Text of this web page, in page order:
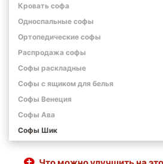
Кровать софа
Односпальные софы
Ортопедические софы
Распродажа софы
Софы раскладные
Софы с ящиком для белья
Софы Венеция
Софы Ава
Софы Шик